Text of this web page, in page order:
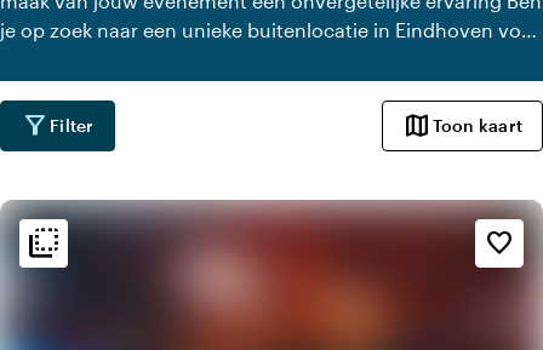
je op zoek naar een unieke buitenlocatie in Eindhoven voor
bedrijfsfeest, teambuildingdag of verjaardag, Eindhoven
biedt een scala aan prachtige buitenruimtes. Van
sfeervolle tuinen en dakterrassen tot ruime parken en
maakt op jouw gasten.
filter_alt Filter map Toon kaart
flip_to_back favorite_border
flip_to_back Sfeer en esthetiek
factory
Industrieel